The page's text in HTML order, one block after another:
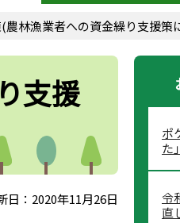
林漁業者への資金繰り支援策
支援
日：2020年11月26日
ポ
た
令
直